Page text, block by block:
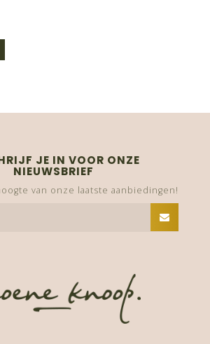
JE IN VOOR ONZE
NIEUWSBRIEF
van onze laatste aanbiedingen!